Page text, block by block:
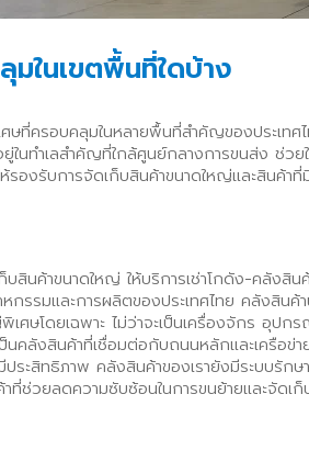
ในเขตพื้นที่ใดบ้าง
ที่ครอบคลุมในหลายพื้นที่สำคัญของประเท
นทำเลสำคัญที่ใกล้ศูนย์กลางการขนส่ง ช่วย
รองรับการจัดเก็บสินค้าขนาดใหญ่และสินค้
สินค้าขนาดใหญ่ ให้บริการเช่าโกดัง-คลังสิ
รรมและการผลิตของประเทศไทย คลังสินค้
เศษโดยเฉพาะ ไม่ว่าจะเป็นเครื่องจักร อุป
คลังสินค้าที่เชื่อมต่อกับถนนหลักและเครือข่า
มีประสิทธิภาพ คลังสินค้าของเรายังมีระบบรั
ที่ช่วยลดความซับซ้อนในการขนย้ายและจัดเก็